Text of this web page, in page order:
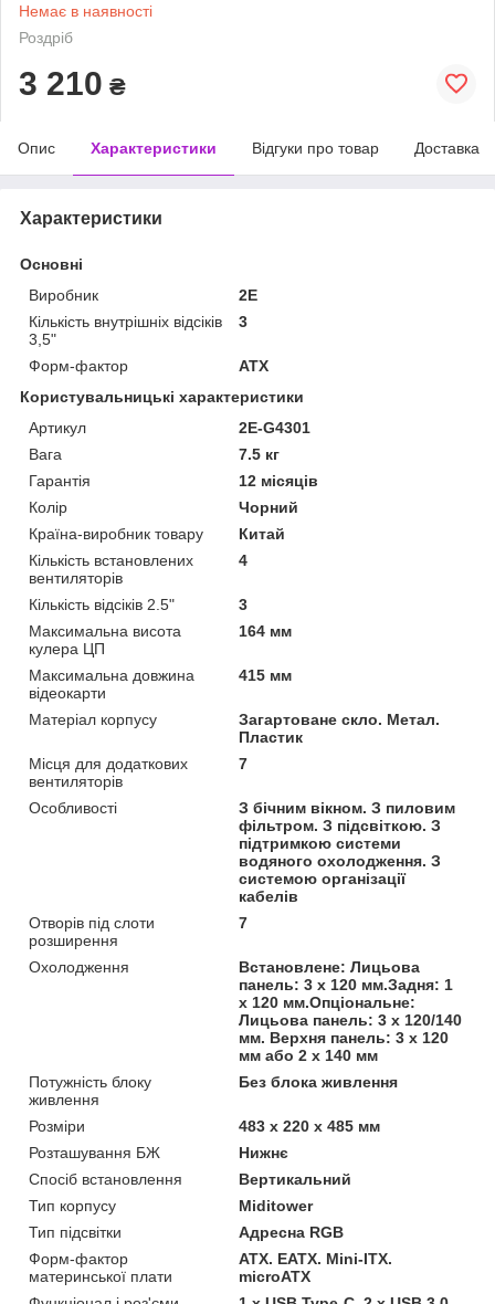
Немає в наявності
Роздріб
3 210 ₴
Опис Характеристики Відгуки про товар Доставка
Характеристики
Основні
Виробник
2E
Кількість внутрішніх відсіків
3,5"
3
Форм-фактор
ATX
Користувальницькі характеристики
Артикул
2E-G4301
Вага
7.5 кг
Гарантія
12 місяців
Колір
Чорний
Країна-виробник товару
Китай
Кількість встановлених
вентиляторів
4
Кількість відсіків 2.5"
3
Максимальна висота
кулера ЦП
164 мм
Максимальна довжина
відеокарти
415 мм
Матеріал корпусу
Загартоване скло. Метал.
Пластик
Місця для додаткових
вентиляторів
7
Особливості
З бічним вікном. З пиловим
фільтром. З підсвіткою. З
підтримкою системи
водяного охолодження. З
системою організації
кабелів
Отворів під слоти
розширення
7
Охолодження
Встановлене: Лицьова
панель: 3 х 120 мм.Задня: 1
х 120 мм.Опціональне:
Лицьова панель: 3 х 120/140
мм. Верхня панель: 3 х 120
мм або 2 х 140 мм
Потужність блоку
живлення
Без блока живлення
Розміри
483 x 220 x 485 мм
Розташування БЖ
Нижнє
Спосіб встановлення
Вертикальний
Тип корпусу
Miditower
Тип підсвітки
Адресна RGB
Форм-фактор
материнської плати
ATX. EATX. Mini-ITX.
microATX